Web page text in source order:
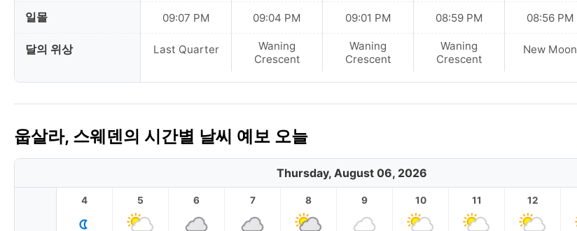
일몰
달의 위상
09:07 PM
Last Quarter
09:04 PM
Waning
Crescent
09:01 PM
Waning
Crescent
08:59 PM
Waning
Crescent
08:56 PM
New Moon
웁살라, 스웨덴의 시간별 날씨 예보 오늘
Thursday, August 06, 2026
4 5 6 7 8 9 10 11 12